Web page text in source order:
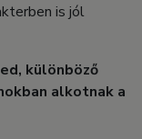
is jól
különböző
alkotnak a